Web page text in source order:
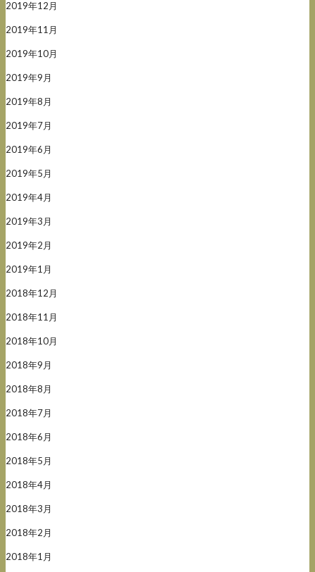
2019年12月
2019年11月
2019年10月
2019年9月
2019年8月
2019年7月
2019年6月
2019年5月
2019年4月
2019年3月
2019年2月
2019年1月
2018年12月
2018年11月
2018年10月
2018年9月
2018年8月
2018年7月
2018年6月
2018年5月
2018年4月
2018年3月
2018年2月
2018年1月